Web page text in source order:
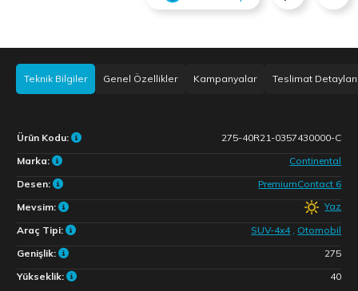
Teknik Bilgiler Genel Özellikler Kampanyalar Teslimat Detayları
Ürün Kodu:
275-40R21-0357430000-C
Marka:
Continental
Desen:
PremiumContact 6
Mevsim:
Yaz
Araç Tipi:
SUV-4x4 , Otomobil
Genişlik:
275
Yükseklik:
40